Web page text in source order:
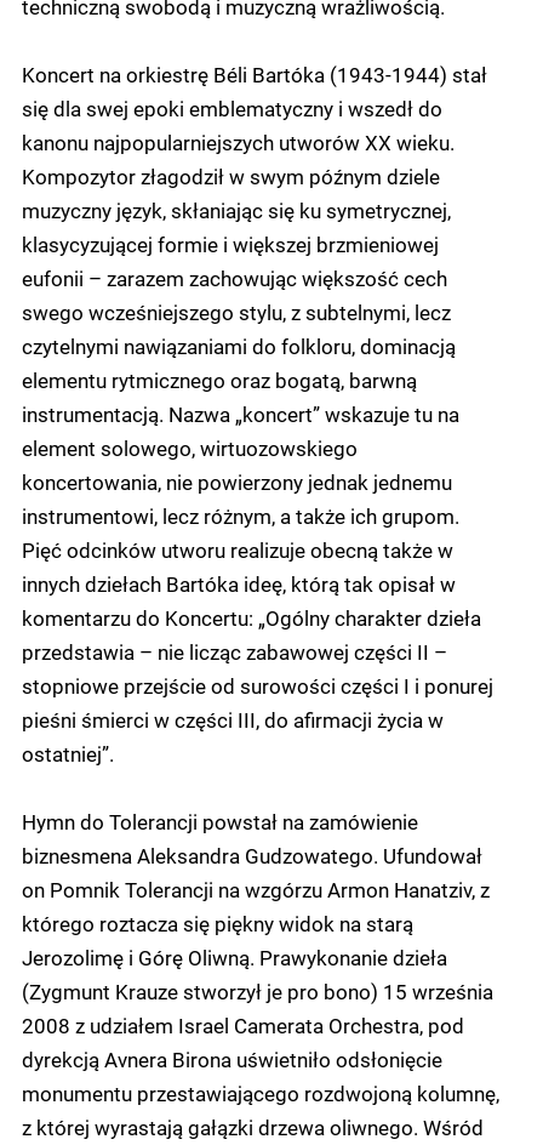
techniczną swobodą i muzyczną wrażliwością.
Koncert na orkiestrę Béli Bartóka (1943-1944) stał
się dla swej epoki emblematyczny i wszedł do
kanonu najpopularniejszych utworów XX wieku.
Kompozytor złagodził w swym późnym dziele
muzyczny język, skłaniając się ku symetrycznej,
klasycyzującej formie i większej brzmieniowej
eufonii – zarazem zachowując większość cech
swego wcześniejszego stylu, z subtelnymi, lecz
czytelnymi nawiązaniami do folkloru, dominacją
elementu rytmicznego oraz bogatą, barwną
instrumentacją. Nazwa „koncert” wskazuje tu na
element solowego, wirtuozowskiego
koncertowania, nie powierzony jednak jednemu
instrumentowi, lecz różnym, a także ich grupom.
Pięć odcinków utworu realizuje obecną także w
innych dziełach Bartóka ideę, którą tak opisał w
komentarzu do Koncertu: „Ogólny charakter dzieła
przedstawia – nie licząc zabawowej części II –
stopniowe przejście od surowości części I i ponurej
pieśni śmierci w części III, do afirmacji życia w
ostatniej”.
Hymn do Tolerancji powstał na zamówienie
biznesmena Aleksandra Gudzowatego. Ufundował
on Pomnik Tolerancji na wzgórzu Armon Hanatziv, z
którego roztacza się piękny widok na starą
Jerozolimę i Górę Oliwną. Prawykonanie dzieła
(Zygmunt Krauze stworzył je pro bono) 15 września
2008 z udziałem Israel Camerata Orchestra, pod
dyrekcją Avnera Birona uświetniło odsłonięcie
monumentu przestawiającego rozdwojoną kolumnę,
z której wyrastają gałązki drzewa oliwnego. Wśród